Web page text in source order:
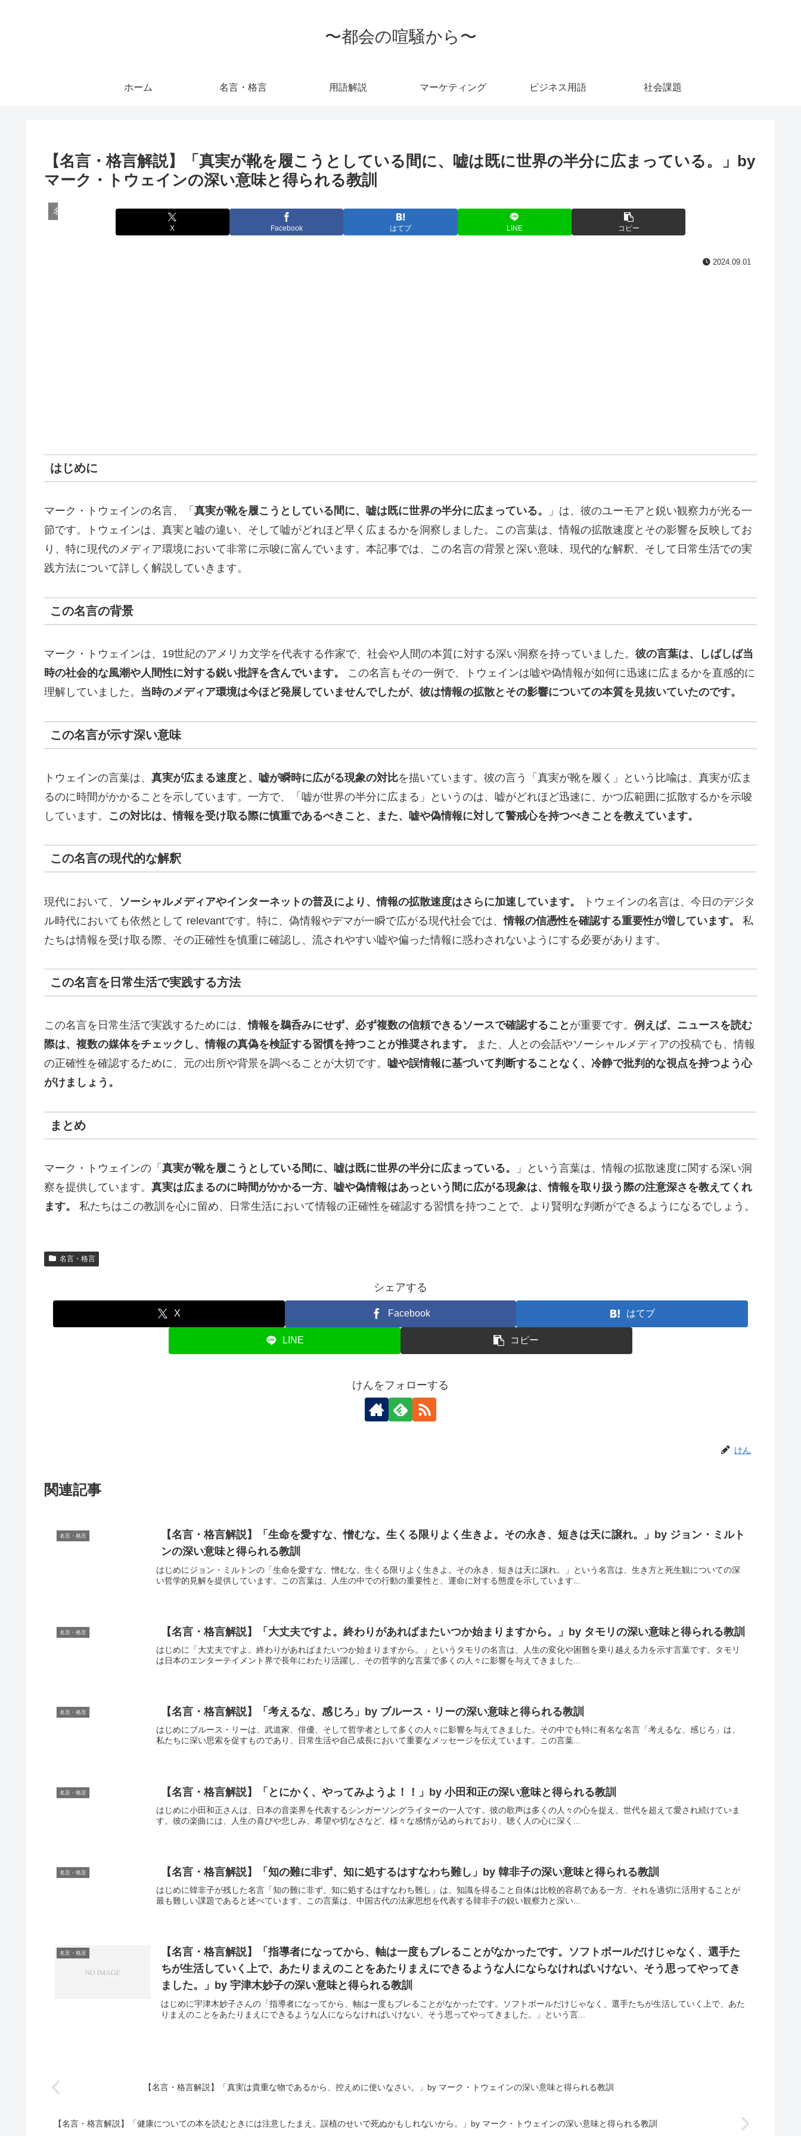
〜都会の喧騒から〜
ホーム 名言・格言 用語解説 マーケティング ビジネス用語 社会課題
【名言・格言解説】「真実が靴を履こうとしている間に、嘘は既に世界の半分に広まっている。」by
マーク・トウェインの深い意味と得られる教訓
名言・格言
X Facebook はてブ LINE コピー
2024.09.01
はじめに
マーク・トウェインの名言、「 真実が靴を履こうとしている間に、嘘は既に世界の半分に広まっている。
」は、彼のユーモアと鋭い観察力が光る一
節です。トウェインは、真実と嘘の違い、そして嘘がどれほど早く広まるかを洞察しました。この言葉は、情報の拡散速度とその影響を反映してお
り、特に現代のメディア環境において非常に示唆に富んでいます。本記事では、この名言の背景と深い意味、現代的な解釈、そして日常生活での実
践方法について詳しく解説していきます。
この名言の背景
マーク・トウェインは、19世紀のアメリカ文学を代表する作家で、社会や人間の本質に対する深い洞察を持っていました。 彼の言葉は、しばしば当
時の社会的な風潮や人間性に対する鋭い批評を含んでいます。
この名言もその一例で、トウェインは嘘や偽情報が如何に迅速に広まるかを直感的に
理解していました。 当時のメディア環境は今ほど発展していませんでしたが、彼は情報の拡散とその影響についての本質を見抜いていたのです。
この名言が示す深い意味
トウェインの言葉は、 真実が広まる速度と、嘘が瞬時に広がる現象の対比を描いています。彼の言う「真実が靴を履く」という比喩は、真実が広ま
るのに時間がかかることを示しています。一方で、「嘘が世界の半分に広まる」というのは、嘘がどれほど迅速に、かつ広範囲に拡散するかを示唆
しています。 この対比は、情報を受け取る際に慎重であるべきこと、また、嘘や偽情報に対して警戒心を持つべきことを教えています。
この名言の現代的な解釈
現代において、 ソーシャルメディアやインターネットの普及により、情報の拡散速度はさらに加速しています。
トウェインの名言は、今日のデジタ
ル時代においても依然として relevantです。特に、偽情報やデマが一瞬で広がる現代社会では、情報の信憑性を確認する重要性が増しています。
私
たちは情報を受け取る際、その正確性を慎重に確認し、流されやすい嘘や偏った情報に惑わされないようにする必要があります。
この名言を日常生活で実践する方法
この名言を日常生活で実践するためには、情報を鵜呑みにせず、必ず複数の信頼できるソースで確認すること が重要です。 例えば、ニュースを読む
際は、複数の媒体をチェックし、情報の真偽を検証する習慣を持つことが推奨されます。
また、人との会話やソーシャルメディアの投稿でも、情報
の正確性を確認するために、元の出所や背景を調べることが大切です。 嘘や誤情報に基づいて判断することなく、冷静で批判的な視点を持つよう心
がけましょう。
まとめ
マーク・トウェインの「 真実が靴を履こうとしている間に、嘘は既に世界の半分に広まっている。
」という言葉は、情報の拡散速度に関する深い洞
察を提供しています。 真実は広まるのに時間がかかる一方、嘘や偽情報はあっという間に広がる現象は、情報を取り扱う際の注意深さを教えてくれ
ます。
私たちはこの教訓を心に留め、日常生活において情報の正確性を確認する習慣を持つことで、より賢明な判断ができるようになるでしょう。
名言・格言
シェアする
X Facebook はてブ
LINE コピー
けんをフォローする
けん
関連記事
名言・格言
【名言・格言解説】「生命を愛すな、憎むな。生くる限りよく生きよ。その永き、短きは天に譲れ。」by ジョン・ミルト
ンの深い意味と得られる教訓
はじめにジョン・ミルトンの「生命を愛すな、憎むな。生くる限りよく生きよ。その永き、短きは天に譲れ。」という名言は、生き方と死生観についての深
い哲学的見解を提供しています。この言葉は、人生の中での行動の重要性と、運命に対する態度を示しています...
名言・格言 【名言・格言解説】「大丈夫ですよ。終わりがあればまたいつか始まりますから。」by タモリの深い意味と得られる教訓
はじめに「大丈夫ですよ。終わりがあればまたいつか始まりますから。」というタモリの名言は、人生の変化や困難を乗り越える力を示す言葉です。タモリ
は日本のエンターテイメント界で長年にわたり活躍し、その哲学的な言葉で多くの人々に影響を与えてきました...
名言・格言 【名言・格言解説】「考えるな、感じろ」by ブルース・リーの深い意味と得られる教訓
はじめにブルース・リーは、武道家、俳優、そして哲学者として多くの人々に影響を与えてきました。その中でも特に有名な名言「考えるな、感じろ」は、
私たちに深い思索を促すものであり、日常生活や自己成長において重要なメッセージを伝えています。この言葉...
名言・格言 【名言・格言解説】「とにかく、やってみようよ！！」by 小田和正の深い意味と得られる教訓
はじめに小田和正さんは、日本の音楽界を代表するシンガーソングライターの一人です。彼の歌声は多くの人々の心を捉え、世代を超えて愛され続けていま
す。彼の楽曲には、人生の喜びや悲しみ、希望や切なさなど、様々な感情が込められており、聴く人の心に深く...
名言・格言 【名言・格言解説】「知の難に非ず、知に処するはすなわち難し」by 韓非子の深い意味と得られる教訓
はじめに韓非子が残した名言「知の難に非ず、知に処するはすなわち難し」は、知識を得ること自体は比較的容易である一方、それを適切に活用することが
最も難しい課題であると述べています。この言葉は、中国古代の法家思想を代表する韓非子の鋭い観察力と深い...
名言・格言
【名言・格言解説】「指導者になってから、軸は一度もブレることがなかったです。ソフトボールだけじゃなく、選手た
ちが生活していく上で、あたりまえのことをあたりまえにできるような人にならなければいけない、そう思ってやってき
ました。」by 宇津木妙子の深い意味と得られる教訓
はじめに宇津木妙子さんの「指導者になってから、軸は一度もブレることがなかったです。ソフトボールだけじゃなく、選手たちが生活していく上で、あた
りまえのことをあたりまえにできるような人にならなければいけない、そう思ってやってきました。」という言...
【名言・格言解説】「真実は貴重な物であるから、控えめに使いなさい。」by マーク・トウェインの深い意味と得られる教訓
【名言・格言解説】「健康についての本を読むときには注意したまえ。誤植のせいで死ぬかもしれないから。」by マーク・トウェインの深い意味と得られる教訓